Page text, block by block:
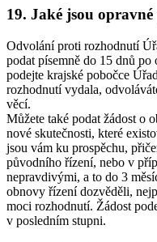
19. Jaké jsou
Odvolání proti rozhodnutí
podat písemně do 15 dnů
podejte krajské pobočce
rozhodnutí vydala,
věcí.
Můžete také podat žádost o
nové skutečnosti, které
jsou vám ku prospěchu,
původního řízení, nebo v
nepravdivými, a to do 3
obnovy řízení dozvěděli,
moci rozhodnutí. Žádost
v posledním stupni.